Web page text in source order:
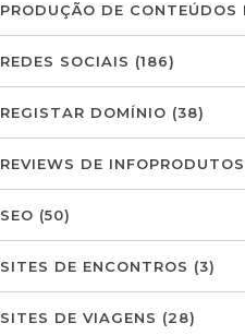
PRODUÇÃO DE CONTEÚDOS
REDES SOCIAIS (186)
REGISTAR DOMÍNIO (38)
REVIEWS DE INFOPRODUTOS
SEO (50)
SITES DE ENCONTROS (3)
SITES DE VIAGENS (28)